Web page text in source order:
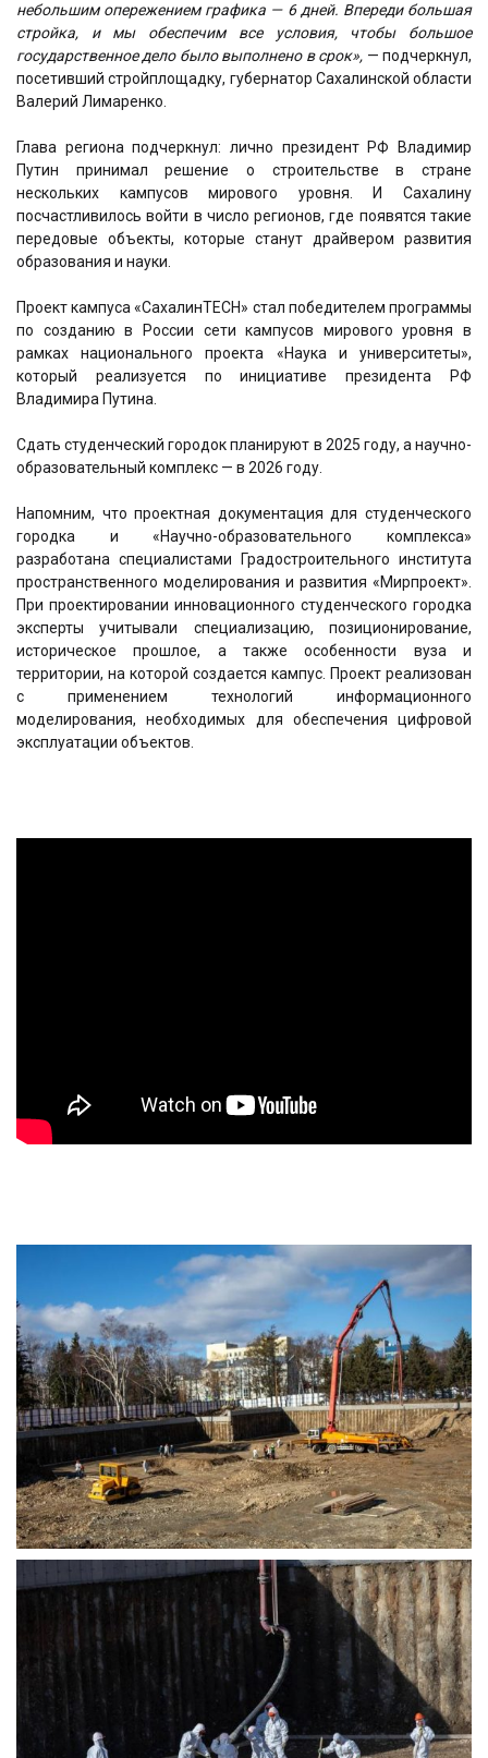
небольшим опережением графика — 6 дней. Впереди большая
стройка, и мы обеспечим все условия, чтобы большое
государственное дело было выполнено в срок», — подчеркнул,
посетивший стройплощадку, губернатор Сахалинской области
Валерий Лимаренко.
Глава региона подчеркнул: лично президент РФ Владимир
Путин принимал решение о строительстве в стране
нескольких кампусов мирового уровня. И Сахалину
посчастливилось войти в число регионов, где появятся такие
передовые объекты, которые станут драйвером развития
образования и науки.
Проект кампуса «СахалинTECH» стал победителем программы
по созданию в России сети кампусов мирового уровня в
рамках национального проекта «Наука и университеты»,
который реализуется по инициативе президента РФ
Владимира Путина.
Сдать студенческий городок планируют в 2025 году, а научно-
образовательный комплекс — в 2026 году.
Напомним, что проектная документация для студенческого
городка и «Научно-образовательного комплекса»
разработана специалистами Градостроительного института
пространственного моделирования и развития «Мирпроект».
При проектировании инновационного студенческого городка
эксперты учитывали специализацию, позиционирование,
историческое прошлое, а также особенности вуза и
территории, на которой создается кампус. Проект реализован
с применением технологий информационного
моделирования, необходимых для обеспечения цифровой
эксплуатации объектов.